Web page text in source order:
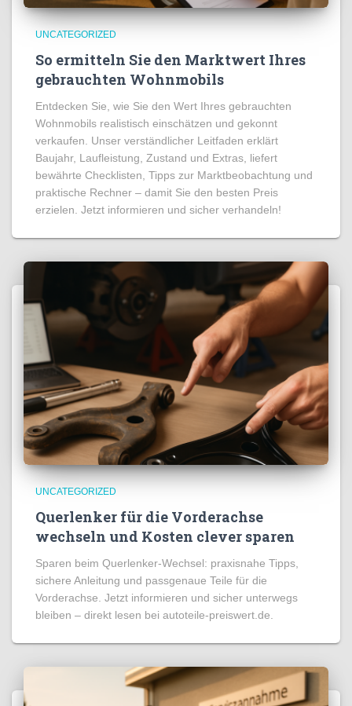
UNCATEGORIZED
So ermitteln Sie den Marktwert Ihres
gebrauchten Wohnmobils
Entdecken Sie, wie Sie den Wert Ihres gebrauchten
Wohnmobils realistisch einschätzen und gekonnt
verkaufen. Unser verständlicher Leitfaden erklärt
Baujahr, Laufleistung, Zustand und Extras, liefert
bewährte Checklisten, Tipps zur Marktbeobachtung und
praktische Rechner – damit Sie den besten Preis
erzielen. Jetzt informieren und sicher verhandeln!
UNCATEGORIZED
Querlenker für die Vorderachse
wechseln und Kosten clever sparen
Sparen beim Querlenker-Wechsel: praxisnahe Tipps,
sichere Anleitung und passgenaue Teile für die
Vorderachse. Jetzt informieren und sicher unterwegs
bleiben – direkt lesen bei autoteile-preiswert.de.